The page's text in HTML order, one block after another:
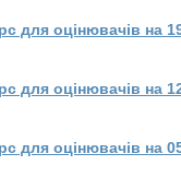
для оцінювачів на
для оцінювачів на
для оцінювачів на